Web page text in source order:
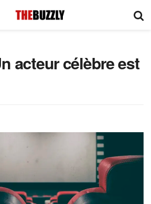
acteur célèbre est